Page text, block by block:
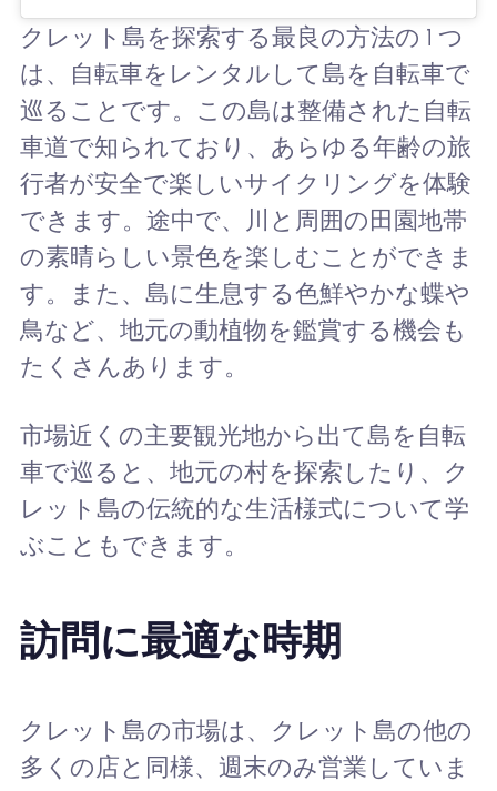
クレット島を探索する最良の方法の 1 つ
は、自転車をレンタルして島を自転車で
巡ることです。この島は整備された自転
車道で知られており、あらゆる年齢の旅
行者が安全で楽しいサイクリングを体験
できます。途中で、川と周囲の田園地帯
の素晴らしい景色を楽しむことができま
す。また、島に生息する色鮮やかな蝶や
鳥など、地元の動植物を鑑賞する機会も
たくさんあります。
市場近くの主要観光地から出て島を自転
車で巡ると、地元の村を探索したり、ク
レット島の伝統的な生活様式について学
ぶこともできます。
訪問に最適な時期
クレット島の市場は、クレット島の他の
多くの店と同様、週末のみ営業していま